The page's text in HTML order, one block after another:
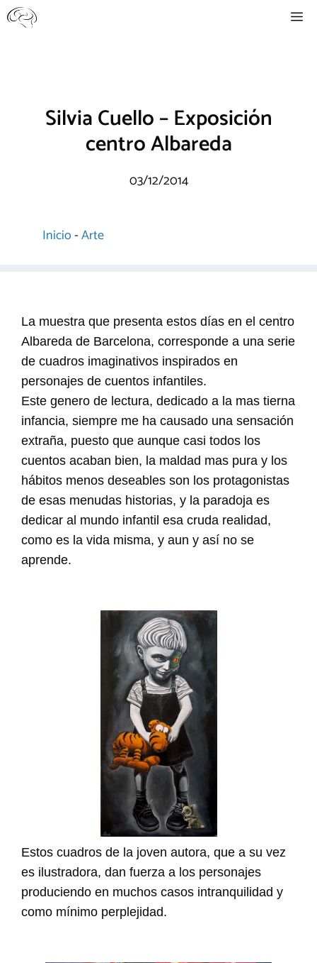
Saltar
al
Silvia Cuello – Exposición
centro Albareda
03/12/2014
Inicio-Arte
La muestra que presenta estos días en el centro
Albareda de Barcelona, corresponde a una serie
de cuadros imaginativos inspirados en
personajes de cuentos infantiles.
Este genero de lectura, dedicado a la mas tierna
infancia, siempre me ha causado una sensación
extraña, puesto que aunque casi todos los
cuentos acaban bien, la maldad mas pura y los
hábitos menos deseables son los protagonistas
de esas menudas historias, y la paradoja es
dedicar al mundo infantil esa cruda realidad,
como es la vida misma, y aun y así no se
aprende.
Estos cuadros de la joven autora, que a su vez
es ilustradora, dan fuerza a los personajes
produciendo en muchos casos intranquilidad y
como mínimo perplejidad.